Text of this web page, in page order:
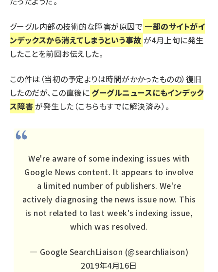
グーグル内部の技術的な障害が原因で 一部のサイトがイ
ンデックスから消えてしまうという事故 が4月上旬に発生
したことを前回お伝えした。
この件は（当初の予定よりは時間がかかったものの）復旧
したのだが、この直後にグーグルニュースにもインデック
ス障害が発生した（こちらもすでに解決済み）。
We're aware of some indexing issues with
Google News content. It appears to involve
a limited number of publishers. We're
actively diagnosing the news issue now. This
is not related to last week's indexing issue,
which was resolved.
— Google SearchLiaison (@searchliaison)
2019年4月16日